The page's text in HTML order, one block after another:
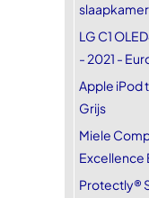
LG C1
- 2021 -
Apple iPod
Grijs
Miele
Excellence
Protectly®